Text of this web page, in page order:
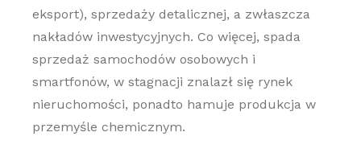
eksport), sprzedaży detalicznej, a zwłaszcza
nakładów inwestycyjnych. Co więcej, spada
sprzedaż samochodów osobowych i
smartfonów, w stagnacji znalazł się rynek
nieruchomości, ponadto hamuje produkcja w
przemyśle chemicznym.